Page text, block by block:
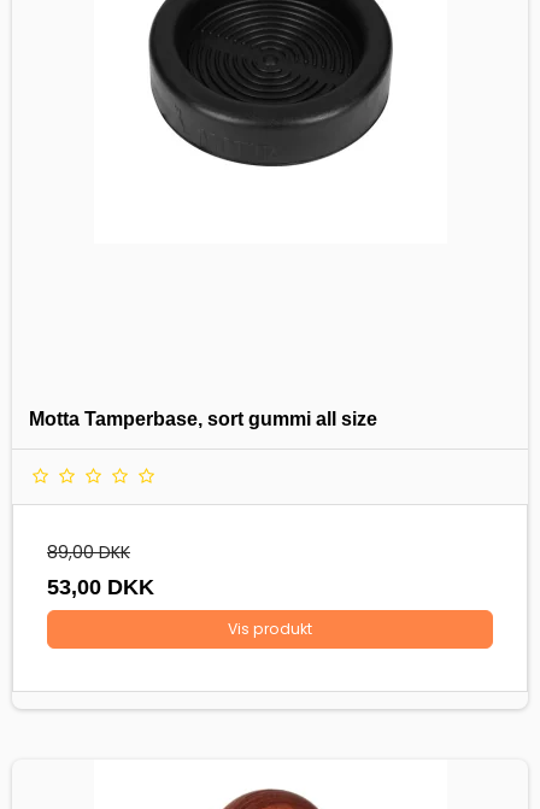
Motta Tamperbase, sort gummi all size
89,00 DKK
53,00 DKK
Vis produkt